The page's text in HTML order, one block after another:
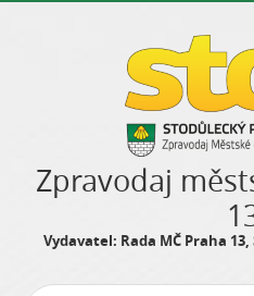
Zpravodaj
Vydavatel: Rada MČ Praha